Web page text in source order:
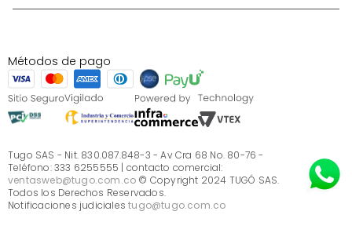
Términos, condiciones y restricciones para productos
S.A.S
Términos, condiciones y restricciones Tugó S.A.S
Instructivo cuidado de muebles
Sé parte de Tugó
¿Quiénes somos?
Servicio al cliente
¿Quieres vender en Tugó?
Métodos de pago
Tugo SAS - Nit. 830.087.848-3 - Av Cra 68 No. 80-76 -
Teléfono: 333 6255555 | contacto comercial:
ventasweb@tugo.com.co © Copyright 2024 TUGÓ SAS.
Todos los Derechos Reservados.
Notificaciones judicialestugo@tugo.com.co